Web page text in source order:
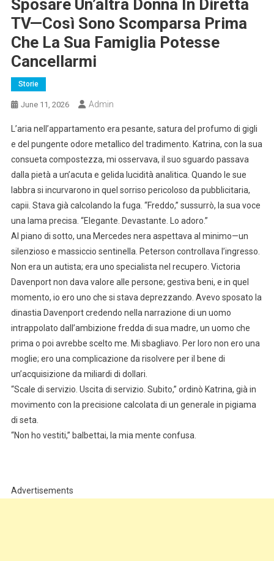
Sposare Un’altra Donna In Diretta
TV—Così Sono Scomparsa Prima
Che La Sua Famiglia Potesse
Cancellarmi
Storie
June 11, 2026 Admin
L’aria nell’appartamento era pesante, satura del profumo di gigli
e del pungente odore metallico del tradimento. Katrina, con la sua
consueta compostezza, mi osservava, il suo sguardo passava
dalla pietà a un’acuta e gelida lucidità analitica. Quando le sue
labbra si incurvarono in quel sorriso pericoloso da pubblicitaria,
capii. Stava già calcolando la fuga. “Freddo,” sussurrò, la sua voce
una lama precisa. “Elegante. Devastante. Lo adoro.”
Al piano di sotto, una Mercedes nera aspettava al minimo—un
silenzioso e massiccio sentinella. Peterson controllava l’ingresso.
Non era un autista; era uno specialista nel recupero. Victoria
Davenport non dava valore alle persone; gestiva beni, e in quel
momento, io ero uno che si stava deprezzando. Avevo sposato la
dinastia Davenport credendo nella narrazione di un uomo
intrappolato dall’ambizione fredda di sua madre, un uomo che
prima o poi avrebbe scelto me. Mi sbagliavo. Per loro non ero una
moglie; ero una complicazione da risolvere per il bene di
un’acquisizione da miliardi di dollari.
“Scale di servizio. Uscita di servizio. Subito,” ordinò Katrina, già in
movimento con la precisione calcolata di un generale in pigiama
di seta.
“Non ho vestiti,” balbettai, la mia mente confusa.
Advertisements